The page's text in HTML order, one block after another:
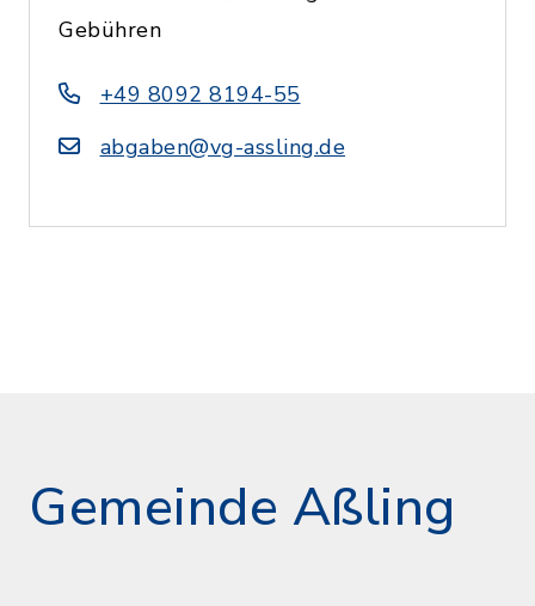
Gebühren
+49 8092 8194-55
abgaben@vg-assling.de
Gemeinde Aßling